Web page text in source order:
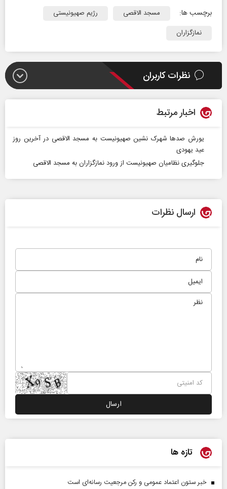
برچسب ها: مسجد الاقصی
رژیم صهیونیستی
نمازگزاران
نظرات کاربران
اخبار مرتبط
یورش صدها شهرک‌ نشین صهیونیست به مسجد الاقصی در آخرین روز
عید یهودی
جلوگیری نظامیان صهیونیست از ورود نمازگزاران به مسجد الاقصی
ارسال نظرات
تازه ها
خبر ستون اعتماد عمومی و رکن مرجعیت رسانه‌ای است